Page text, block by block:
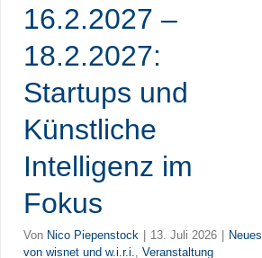
16.2.2027 –
18.2.2027:
Startups und
Künstliche
Intelligenz im
Fokus
Von Nico Piepenstock 13. Juli 2026
Neues
von wisnet und w.i.r.i., Veranstaltung